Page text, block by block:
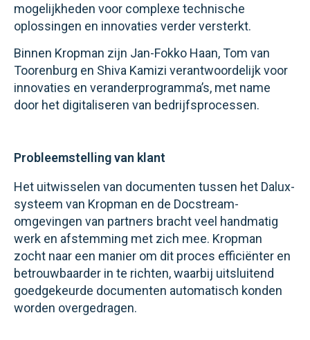
mogelijkheden voor complexe technische
oplossingen en innovaties verder versterkt.
Binnen Kropman zijn Jan-Fokko Haan, Tom van
Toorenburg en Shiva Kamizi verantwoordelijk voor
innovaties en veranderprogramma’s, met name
door het digitaliseren van bedrijfsprocessen.
Probleemstelling van klant
Het uitwisselen van documenten tussen het Dalux-
systeem van Kropman en de Docstream-
omgevingen van partners bracht veel handmatig
werk en afstemming met zich mee. Kropman
zocht naar een manier om dit proces efficiënter en
betrouwbaarder in te richten, waarbij uitsluitend
goedgekeurde documenten automatisch konden
worden overgedragen.